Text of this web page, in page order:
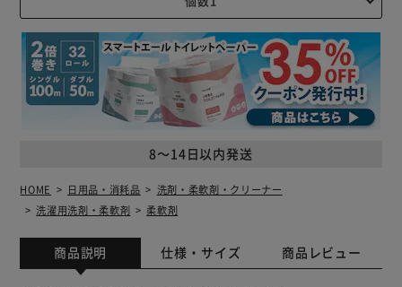
8～14日以内発送
HOME 日用品・消耗品
洗剤・柔軟剤・クリーナー
洗濯用洗剤・柔軟剤
柔軟剤
商品説明 仕様・サイズ 商品レビュー